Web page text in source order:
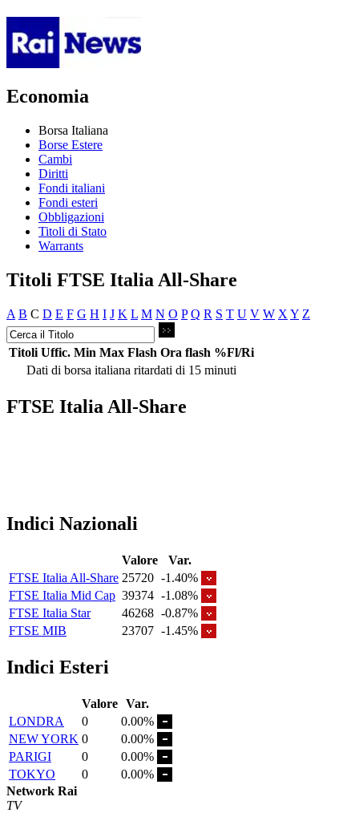
Economia
Borsa Italiana
Borse Estere
Cambi
Diritti
Fondi italiani
Fondi esteri
Obbligazioni
Titoli di Stato
Warrants
Titoli FTSE Italia All-Share
A B C D E F G H I J K L M N O P Q R S T U V W X Y Z
Titoli Uffic. Min Max Flash Ora flash %Fl/Ri
Dati di borsa italiana ritardati di 15 minuti
FTSE Italia All-Share
Indici Nazionali
Valore
Var.
FTSE Italia All-Share 25720 -1.40%
FTSE Italia Mid Cap 39374 -1.08%
FTSE Italia Star
46268 -0.87%
FTSE MIB
23707 -1.45%
Indici Esteri
Valore Var.
LONDRA
0
0.00%
NEW YORK 0
0.00%
PARIGI
0
0.00%
TOKYO
0
0.00%
Network Rai
TV